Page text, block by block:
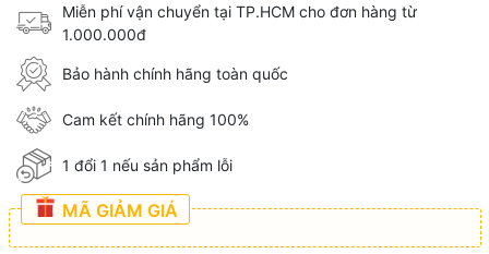
Miễn phí vận chuyển tại TP.HCM cho đơn hàng từ
1.000.000đ
Bảo hành chính hãng toàn quốc
Cam kết chính hãng 100%
1 đổi 1 nếu sản phẩm lỗi
MÃ GIẢM GIÁ